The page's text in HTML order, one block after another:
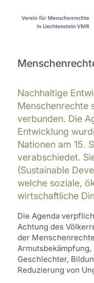
Nachhaltige
Menschenrechte
verbunden. Die
Entwicklung
Nationen am 15.
verabschiedet.
(Sustainable
welche soziale,
wirtschaftliche
Die Agenda
Achtung des
der
Geschlechter,
Reduzierung von